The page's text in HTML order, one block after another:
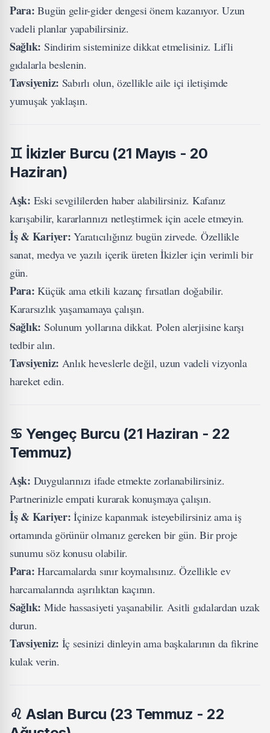
Para: Bugün gelir-gider dengesi önem kazanıyor. Uzun
vadeli planlar yapabilirsiniz.
Sağlık: Sindirim sisteminize dikkat etmelisiniz. Lifli
gıdalarla beslenin.
Tavsiyeniz: Sabırlı olun, özellikle aile içi iletişimde
yumuşak yaklaşın.
♊ İkizler Burcu (21 Mayıs - 20
Haziran)
Aşk: Eski sevgililerden haber alabilirsiniz. Kafanız
karışabilir, kararlarınızı netleştirmek için acele etmeyin.
İş & Kariyer: Yaratıcılığınız bugün zirvede. Özellikle
sanat, medya ve yazılı içerik üreten İkizler için verimli bir
gün.
Para: Küçük ama etkili kazanç fırsatları doğabilir.
Kararsızlık yaşamamaya çalışın.
Sağlık: Solunum yollarına dikkat. Polen alerjisine karşı
tedbir alın.
Tavsiyeniz: Anlık heveslerle değil, uzun vadeli vizyonla
hareket edin.
♋Yengeç Burcu (21 Haziran - 22
Temmuz)
Aşk: Duygularınızı ifade etmekte zorlanabilirsiniz.
Partnerinizle empati kurarak konuşmaya çalışın.
İş & Kariyer: İçinize kapanmak isteyebilirsiniz ama iş
ortamında görünür olmanız gereken bir gün. Bir proje
sunumu söz konusu olabilir.
Para: Harcamalarda sınır koymalısınız. Özellikle ev
harcamalarında aşırılıktan kaçının.
Sağlık: Mide hassasiyeti yaşanabilir. Asitli gıdalardan uzak
durun.
Tavsiyeniz: İç sesinizi dinleyin ama başkalarının da fikrine
kulak verin.
♌Aslan Burcu (23 Temmuz - 22